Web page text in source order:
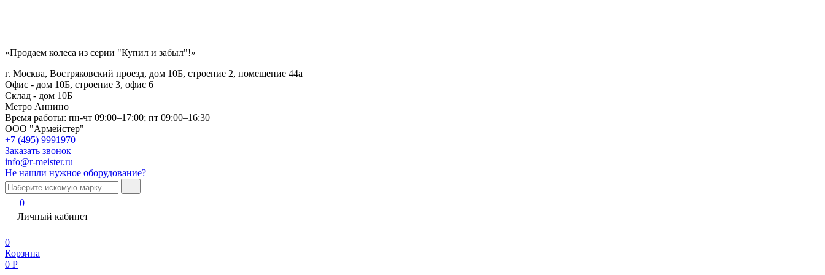
«Продаем колеса из серии "Купил и забыл"!»
г. Москва, Востряковский проезд, дом 10Б, строение 2, помещение 44а
Офис - дом 10Б, строение 3, офис 6
Склад - дом 10Б
Метро Аннино
Время работы: пн-чт 09:00–17:00; пт 09:00–16:30
ООО "Армейстер"
+7 (495) 9991970
Заказать звонок
info@r-meister.ru
Не нашли нужное оборудование?
0
Личный кабинет
0
Корзина
0 Р